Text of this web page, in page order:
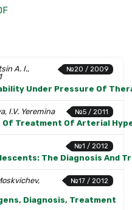
№20 / 2009
A. I.,
Under Pressure Of
№5 / 2011
I.V. Yeremina
Treatment Of Arterial
№1 / 2012
The Diagnosis And
№17 / 2012
Diagnosis, Treatment